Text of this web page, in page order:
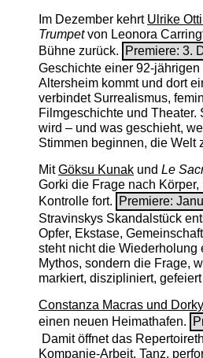
Im Dezember kehrt Ulrike
Trumpetvon Leonora
Bühne zurück.
Premiere: 3.
Geschichte einer 92-
Altersheim kommt und dort
verbindet Surrealismus,
Filmgeschichte und Theater.
wird – und was geschieht,
Stimmen beginnen, die Welt
MitGöksu Kunakund Le
Gorki die Frage nach
Kontrolle fort.
Premiere:
Stravinskys Skandalstück
Opfer, Ekstase,
steht nicht die Wiederholung
Mythos, sondern die Frage,
markiert, diszipliniert,
Constanza Macras und
einen neuen Heimathafen.
Damit öffnet das
Kompanie-Arbeit, Tanz,